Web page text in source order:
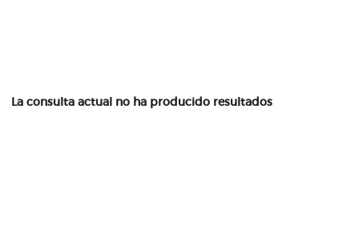
La consulta actual no ha producido resultados